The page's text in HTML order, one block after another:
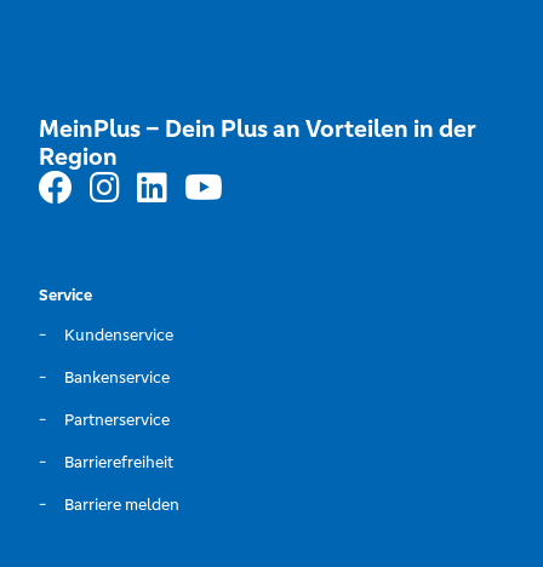
MeinPlus – Dein Plus an Vorteilen in der
Region
Service
Kundenservice
Bankenservice
Partnerservice
Barrierefreiheit
Barriere melden